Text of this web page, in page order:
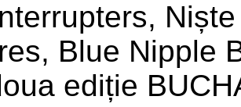
Blue Nipple
ediție